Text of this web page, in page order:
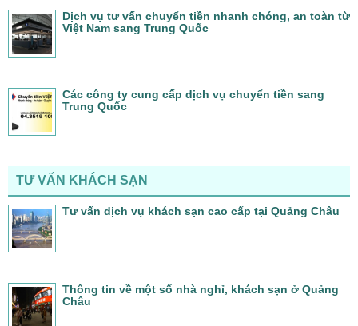
Dịch vụ tư vấn chuyển tiền nhanh chóng, an toàn từ
Việt Nam sang Trung Quốc
Các công ty cung cấp dịch vụ chuyển tiền sang
Trung Quốc
TƯ VẤN KHÁCH SẠN
Tư vấn dịch vụ khách sạn cao cấp tại Quảng Châu
Thông tin về một số nhà nghỉ, khách sạn ở Quảng
Châu